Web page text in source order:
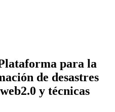
para la
de desastres
y técnicas